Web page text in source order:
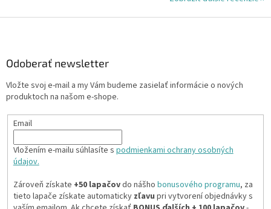
Odoberať newsletter
Vložte svoj e-mail a my Vám budeme zasielať informácie o nových
produktoch na našom e-shope.
Email
Vložením e-mailu súhlasíte s podmienkami ochrany osobných
údajov.
Zároveň získate +50 lapačovdo nášho bonusového programu, za
tieto lapače získate automaticky zľavu pri vytvorení objednávky s